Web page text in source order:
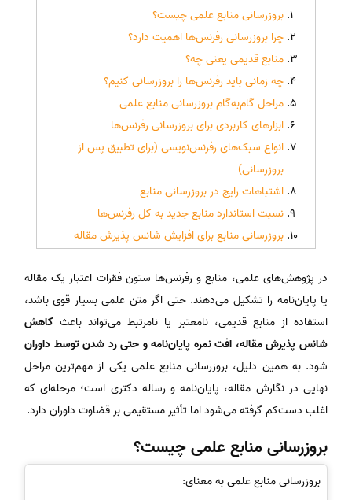
بروزرسانی منابع علمی چیست؟
چرا بروزرسانی رفرنس‌ها اهمیت دارد؟
منابع قدیمی یعنی چه؟
چه زمانی باید رفرنس‌ها را بروزرسانی کنیم؟
مراحل گام‌به‌گام بروزرسانی منابع علمی
ابزارهای کاربردی برای بروزرسانی رفرنس‌ها
انواع سبک‌های رفرنس‌نویسی (برای تطبیق پس از
بروزرسانی)
اشتباهات رایج در بروزرسانی منابع
نسبت استاندارد منابع جدید به کل رفرنس‌ها
بروزرسانی منابع برای افزایش شانس پذیرش مقاله
در پژوهش‌های علمی، منابع و رفرنس‌ها ستون فقرات اعتبار یک مقاله
یا پایان‌نامه را تشکیل می‌دهند. حتی اگر متن علمی بسیار قوی باشد،
استفاده از منابع قدیمی، نامعتبر یا نامرتبط می‌تواند باعث کاهش
شانس پذیرش مقاله، افت نمره پایان‌نامه و حتی رد شدن توسط داوران
شود. به همین دلیل، بروزرسانی منابع علمی یکی از مهم‌ترین مراحل
نهایی در نگارش مقاله، پایان‌نامه و رساله دکتری است؛ مرحله‌ای که
اغلب دست‌کم گرفته می‌شود اما تأثیر مستقیمی بر قضاوت داوران دارد.
بروزرسانی منابع علمی چیست؟
بروزرسانی منابع علمی به معنای: